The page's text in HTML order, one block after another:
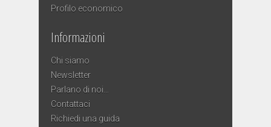
Profilo economico
Informazioni
Chi siamo
Newsletter
Parlano di noi…
Contattaci
Richiedi una guida